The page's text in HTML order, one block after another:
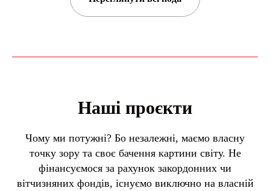
Наші проєкти
Чому ми потужні? Бо незалежні, маємо власну
точку зору та своє бачення картини світу. Не
фінансуємося за рахунок закордонних чи
вітчизняних фондів, існуємо виключно на власній